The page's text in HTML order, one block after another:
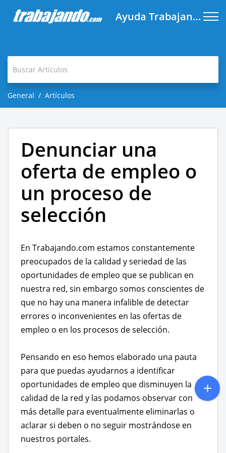
Ayuda Trabajando.com
General Artículos
Denunciar una
oferta de empleo o
un proceso de
selección
En Trabajando.com estamos constantemente
preocupados de la calidad y seriedad de las
oportunidades de empleo que se publican en
nuestra red, sin embargo somos conscientes de
que no hay una manera infalible de detectar
errores o inconvenientes en las ofertas de
empleo o en los procesos de selección.
Pensando en eso hemos elaborado una pauta
para que puedas ayudarnos a identificar
oportunidades de empleo que disminuyen la
calidad de la red y las podamos observar con
más detalle para eventualmente eliminarlas o
aclarar si deben o no seguir mostrándose en
nuestros portales.